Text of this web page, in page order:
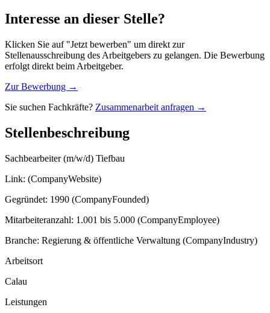
Interesse an dieser Stelle?
Klicken Sie auf "Jetzt bewerben" um direkt zur
Stellenausschreibung des Arbeitgebers zu gelangen. Die Bewerbung
erfolgt direkt beim Arbeitgeber.
Zur Bewerbung →
Sie suchen Fachkräfte? Zusammenarbeit anfragen →
Stellenbeschreibung
Sachbearbeiter (m/w/d) Tiefbau
Link: (CompanyWebsite)
Gegründet: 1990 (CompanyFounded)
Mitarbeiteranzahl: 1.001 bis 5.000 (CompanyEmployee)
Branche: Regierung & öffentliche Verwaltung (CompanyIndustry)
Arbeitsort
Calau
Leistungen